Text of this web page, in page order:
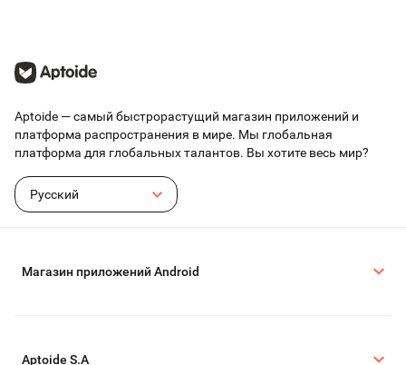
Aptoide — самый быстрорастущий магазин приложений и
платформа распространения в мире. Мы глобальная
платформа для глобальных талантов. Вы хотите весь мир?
Русский
Магазин приложений Android
Aptoide S.A